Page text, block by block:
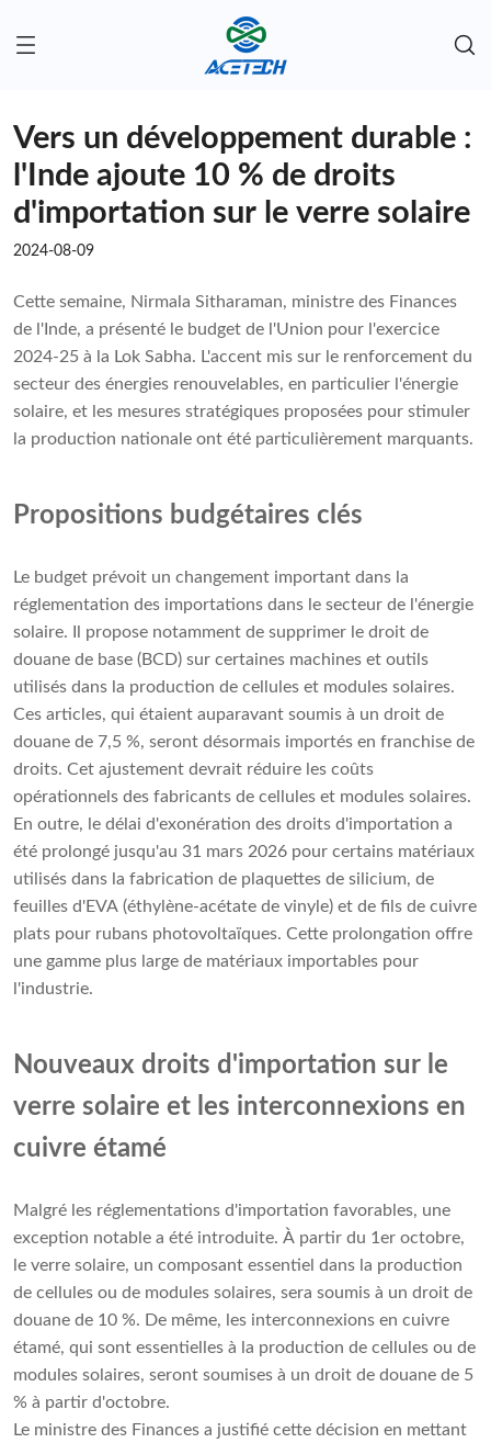
Vers un développement durable :
l'Inde ajoute 10 % de droits
d'importation sur le verre solaire
2024-08-09
Cette semaine, Nirmala Sitharaman, ministre des Finances
de l'Inde, a présenté le budget de l'Union pour l'exercice
2024-25 à la Lok Sabha. L'accent mis sur le renforcement du
secteur des énergies renouvelables, en particulier l'énergie
solaire, et les mesures stratégiques proposées pour stimuler
la production nationale ont été particulièrement marquants.
Propositions budgétaires clés
Le budget prévoit un changement important dans la
réglementation des importations dans le secteur de l'énergie
solaire. Il propose notamment de supprimer le droit de
douane de base (BCD) sur certaines machines et outils
utilisés dans la production de cellules et modules solaires.
Ces articles, qui étaient auparavant soumis à un droit de
douane de 7,5 %, seront désormais importés en franchise de
droits. Cet ajustement devrait réduire les coûts
opérationnels des fabricants de cellules et modules solaires.
En outre, le délai d'exonération des droits d'importation a
été prolongé jusqu'au 31 mars 2026 pour certains matériaux
utilisés dans la fabrication de plaquettes de silicium, de
feuilles d'EVA (éthylène-acétate de vinyle) et de fils de cuivre
plats pour rubans photovoltaïques. Cette prolongation offre
une gamme plus large de matériaux importables pour
l'industrie.
Nouveaux droits d'importation sur le
verre solaire et les interconnexions en
cuivre étamé
Malgré les réglementations d'importation favorables, une
exception notable a été introduite. À partir du 1er octobre,
le verre solaire, un composant essentiel dans la production
de cellules ou de modules solaires, sera soumis à un droit de
douane de 10 %. De même, les interconnexions en cuivre
étamé, qui sont essentielles à la production de cellules ou de
modules solaires, seront soumises à un droit de douane de 5
% à partir d'octobre.
Le ministre des Finances a justifié cette décision en mettant